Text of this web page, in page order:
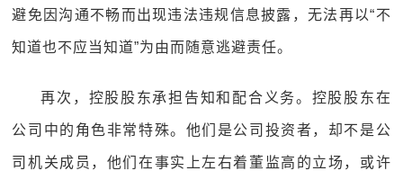
避免因沟通不畅而出现违法违规信息披露，无法再以“不
知道也不应当知道”为由而随意逃避责任。
再次，控股股东承担告知和配合义务。控股股东在
公司中的角色非常特殊。他们是公司投资者，却不是公
司机关成员，他们在事实上左右着董监高的立场，或许